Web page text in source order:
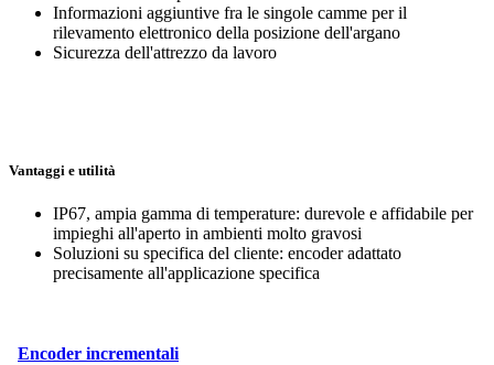
Informazioni aggiuntive fra le singole camme per il
rilevamento elettronico della posizione dell'argano
Sicurezza dell'attrezzo da lavoro
Vantaggi e utilità
IP67, ampia gamma di temperature: durevole e affidabile per
impieghi all'aperto in ambienti molto gravosi
Soluzioni su specifica del cliente: encoder adattato
precisamente all'applicazione specifica
Encoder incrementali